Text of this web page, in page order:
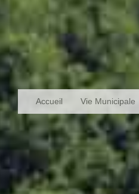
Accueil Vie Municipale